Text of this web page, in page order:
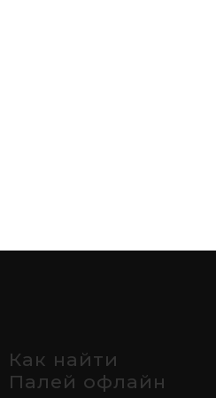
доставка по всей
Как найти
Палей офлайн